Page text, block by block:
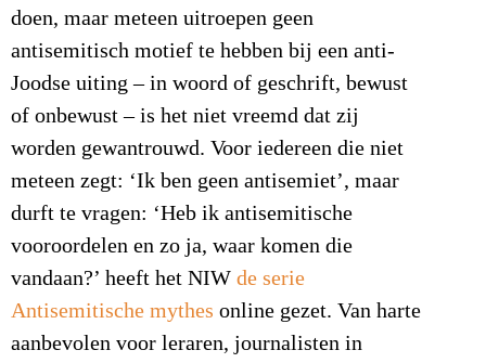
doen, maar meteen uitroepen geen
antisemitisch motief te hebben bij een anti-
Joodse uiting – in woord of geschrift, bewust
of onbewust – is het niet vreemd dat zij
worden gewantrouwd. Voor iedereen die niet
meteen zegt: ‘Ik ben geen antisemiet’, maar
durft te vragen: ‘Heb ik antisemitische
vooroordelen en zo ja, waar komen die
vandaan?’ heeft het NIW de serie
Antisemitische mythes online gezet. Van harte
aanbevolen voor leraren, journalisten in